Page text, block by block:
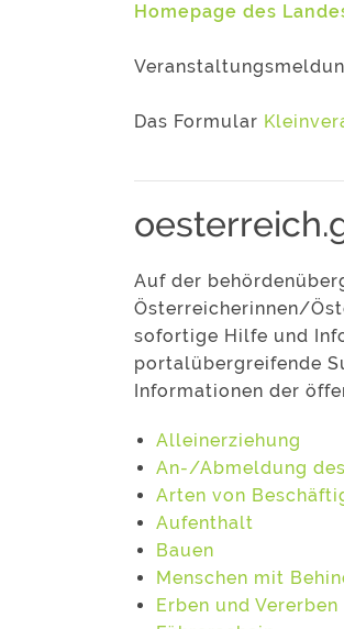
Homepage des
Das Formular
Auf der
Österreicherinnen/
sofortige Hilfe und
portalübergreifende
Informationen der
Alleinerziehung
An-/Abmeldung
Arten von
Aufenthalt
Bauen
Menschen mit
Erben und Vererben